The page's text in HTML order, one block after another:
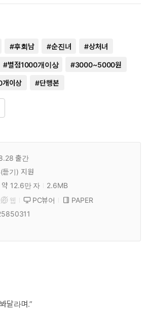
#후회남 #순진녀 #상처녀
#별점1000개이상 #3000~5000원
개이상 #단행본
출간
듣기) 지원
약 12.6만 자
2.6MB
웹 PC뷰어
PAPER
달라며.”